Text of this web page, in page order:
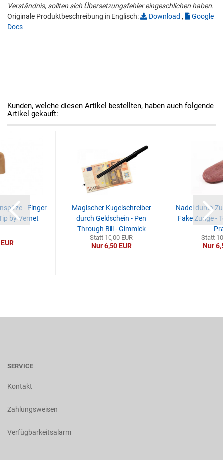
Verständnis, sollten sich Übersetzungsfehler eingeschlichen haben.
Originale Produktbeschreibung in Englisch:
Download ,
Google
Docs
Kunden, welche diesen Artikel bestellten, haben auch folgende
Artikel gekauft:
- Finger
by Vernet
Magischer Kugelschreiber
durch Geldschein - Pen
Through Bill - Gimmick
Statt 10,00 EUR
Nur 6,50 EUR
Nadel durch
Fake Zunge -
Statt
Nur
SERVICE
Kontakt
Zahlungsweisen
Verfügbarkeitsalarm